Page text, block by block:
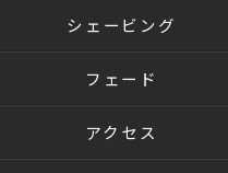
シェービング
フェード
アクセス